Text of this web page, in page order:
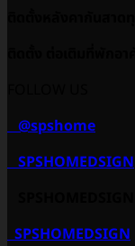
@spshome
SPSHOMEDSIGN
SPSHOMEDSIGN